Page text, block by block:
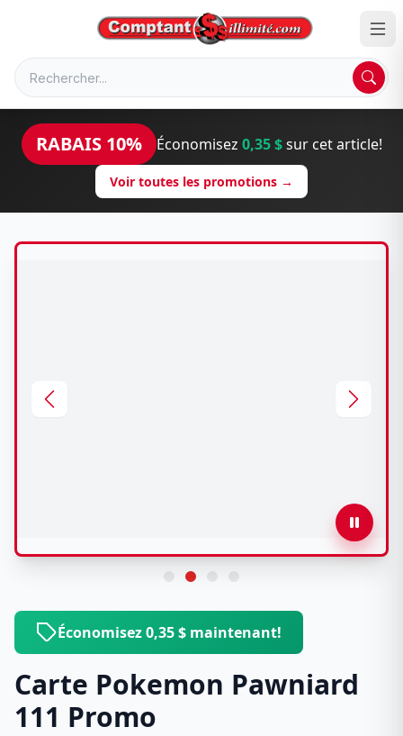
RABAIS 10% Économisez 0,35 $sur cet article!
Voir toutes les promotions →
Économisez 0,35 $ maintenant!
Carte Pokemon Pawniard
111 Promo